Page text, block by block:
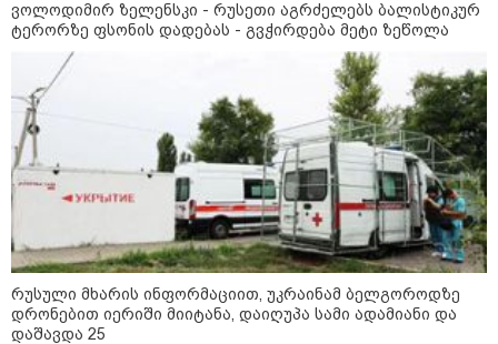
12:46 / 07-08-2026
ვოლოდიმირ ზელენსკი - რუსეთი აგრძელებს ბალისტიკურ
ტერორზე ფსონის დადებას - გვჭირდება მეტი ზეწოლა
რუსული მხარის ინფორმაციით, უკრაინამ ბელგოროდზე
დრონებით იერიში მიიტანა, დაიღუპა სამი ადამიანი და
დაშავდა 25